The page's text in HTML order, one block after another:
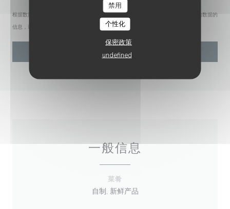
禁用
个性化
保密政策
undefined
根据数据保护法规，您有权拒绝接收营销电话。如需了解更多关于我们如何处理您的数据的
信息，请查看我们的
一般信息
菜肴
自制, 新鲜产品